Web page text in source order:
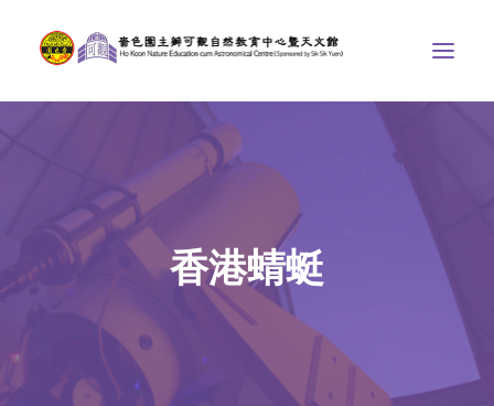
天文館
博物天地
比賽/專題計劃
聯絡我們
香港蜻蜓